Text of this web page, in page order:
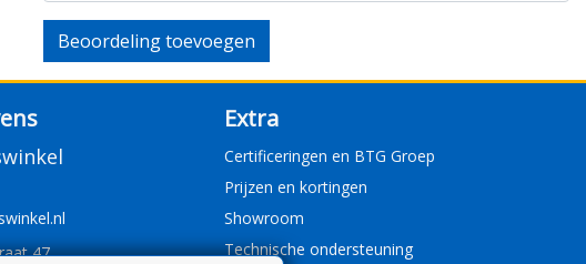
Beoordeling toevoegen
47
Extra
Certificeringen en BTG Groep
Prijzen en kortingen
Showroom
Technische ondersteuning